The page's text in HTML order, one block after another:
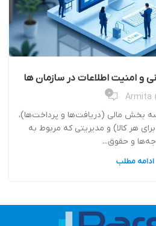
و امنیت اطلاعات در سازمان ها
Armita
0
سه بخش مالی (دریافت‌ها و پرداخت‌ها)،
هر کالا) و مدیریتی که مربوط به
و حقوق‌...
ادامه مطلب